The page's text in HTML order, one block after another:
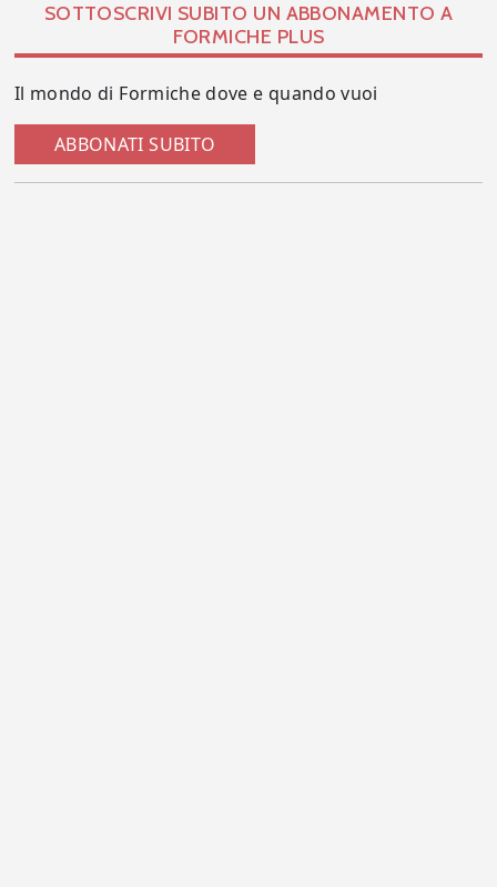
SOTTOSCRIVI SUBITO UN ABBONAMENTO A
FORMICHE PLUS
Il mondo di Formiche dove e quando vuoi
ABBONATI SUBITO